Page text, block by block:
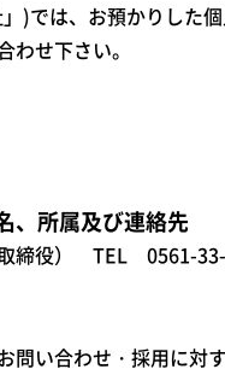
)では、お預かりした
せ下さい。
、所属及び連絡先
締役） TEL 0561-
い合わせ・採用に対